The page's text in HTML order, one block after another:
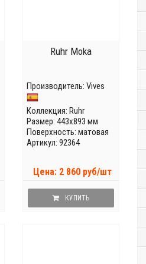
Ruhr Moka
Производитель: Vives
Коллекция: Ruhr
Размер: 443x893 мм
Поверхность: матовая
Артикул: 92364
Цена: 2 860 руб/шт
КУПИТЬ